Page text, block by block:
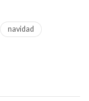
navidad